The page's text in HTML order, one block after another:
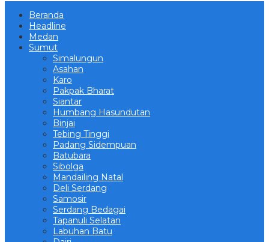
Beranda
Headline
Medan
Sumut
Simalungun
Asahan
Karo
Pakpak Bharat
Siantar
Humbang Hasundutan
Binjai
Tebing Tinggi
Padang Sidempuan
Batubara
Sibolga
Mandailing Natal
Deli Serdang
Samosir
Serdang Bedagai
Tapanuli Selatan
Labuhan Batu